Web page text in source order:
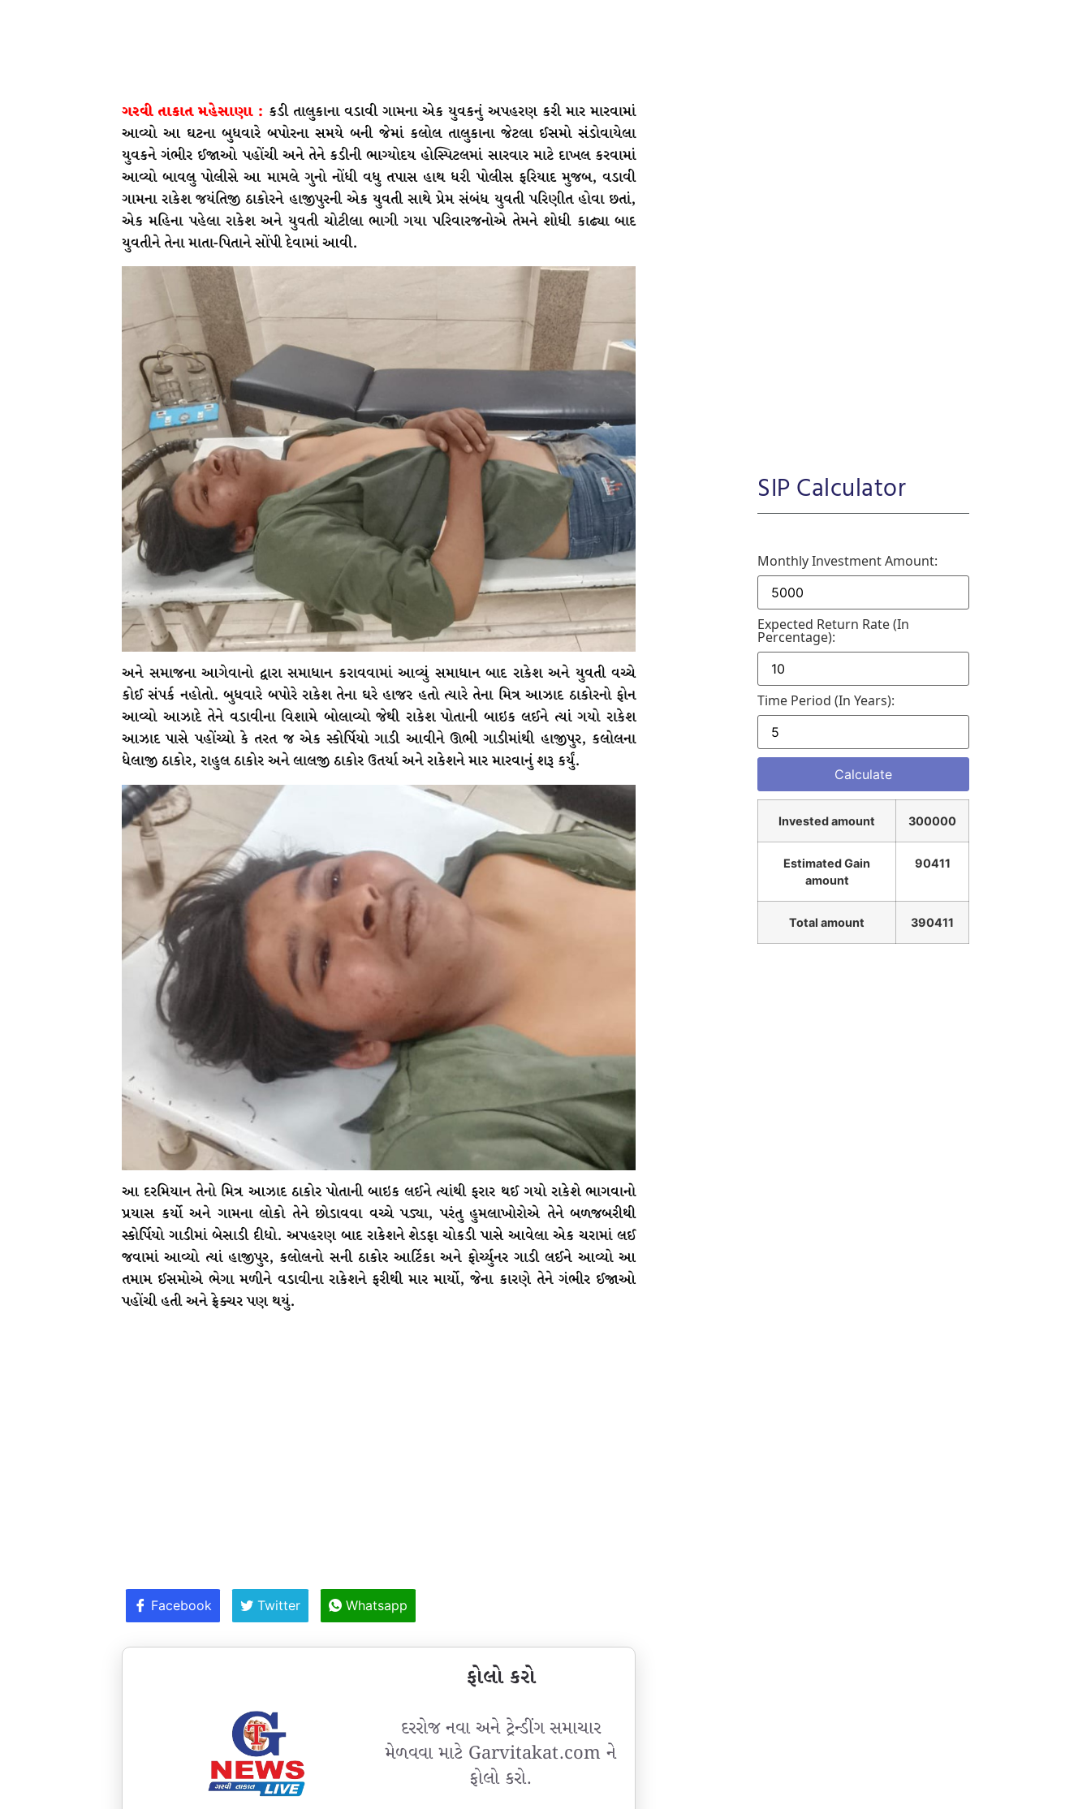
ગરવી તાકાત મહેસાણા : કડી તાલુકાના વડાવી ગામના એક યુવકનું અપહરણ કરી માર મારવામાં
આવ્યો આ ઘટના બુધવારે બપોરના સમયે બની જેમાં કલોલ તાલુકાના જેટલા ઈસમો સંડોવાયેલા
યુવકને ગંભીર ઈજાઓ પહોંચી અને તેને કડીની ભાગ્યોદય હોસ્પિટલમાં સારવાર માટે દાખલ કરવામાં
આવ્યો બાવલુ પોલીસે આ મામલે ગુનો નોંધી વધુ તપાસ હાથ ધરી પોલીસ ફરિયાદ મુજબ, વડાવી
ગામના રાકેશ જયંતિજી ઠાકોરને હાજીપુરની એક યુવતી સાથે પ્રેમ સંબંધ યુવતી પરિણીત હોવા છતાં,
એક મહિના પહેલા રાકેશ અને યુવતી ચોટીલા ભાગી ગયા પરિવારજનોએ તેમને શોધી કાઢ્યા બાદ
યુવતીને તેના માતા-પિતાને સોંપી દેવામાં આવી.
અને સમાજના આગેવાનો દ્વારા સમાધાન કરાવવામાં આવ્યું સમાધાન બાદ રાકેશ અને યુવતી વચ્ચે
કોઈ સંપર્ક નહોતો. બુધવારે બપોરે રાકેશ તેના ઘરે હાજર હતો ત્યારે તેના મિત્ર આઝાદ ઠાકોરનો ફોન
આવ્યો આઝાદે તેને વડાવીના વિશામે બોલાવ્યો જેથી રાકેશ પોતાની બાઇક લઈને ત્યાં ગયો રાકેશ
આઝાદ પાસે પહોંચ્યો કે તરત જ એક સ્કોર્પિયો ગાડી આવીને ઊભી ગાડીમાંથી હાજીપુર, કલોલના
ધેલાજી ઠાકોર, રાહુલ ઠાકોર અને લાલજી ઠાકોર ઉતર્યા અને રાકેશને માર મારવાનું શરૂ કર્યું.
આ દરમિયાન તેનો મિત્ર આઝાદ ઠાકોર પોતાની બાઇક લઈને ત્યાંથી ફરાર થઈ ગયો રાકેશે ભાગવાનો
પ્રયાસ કર્યો અને ગામના લોકો તેને છોડાવવા વચ્ચે પડ્યા, પરંતુ હુમલાખોરોએ તેને બળજબરીથી
સ્કોર્પિયો ગાડીમાં બેસાડી દીધો. અપહરણ બાદ રાકેશને શેડફા ચોકડી પાસે આવેલા એક ચરામાં લઈ
જવામાં આવ્યો ત્યાં હાજીપુર, કલોલનો સની ઠાકોર આર્ટિકા અને ફોર્ચ્યુનર ગાડી લઈને આવ્યો આ
તમામ ઈસમોએ ભેગા મળીને વડાવીના રાકેશને ફરીથી માર માર્યો, જેના કારણે તેને ગંભીર ઈજાઓ
પહોંચી હતી અને ફ્રેક્ચર પણ થયું.
Facebook Twitter Whatsapp
ફોલો કરો
દરરોજ નવા અને ટ્રેન્ડીંગ સમાચાર
મેળવવા માટે Garvitakat.com ને
ફોલો કરો.
SIP Calculator
Monthly Investment Amount:
Expected Return Rate (in
Percentage):
Time Period (in Years):
Invested amount 300000
Estimated Gain
amount
90411
Total amount 390411